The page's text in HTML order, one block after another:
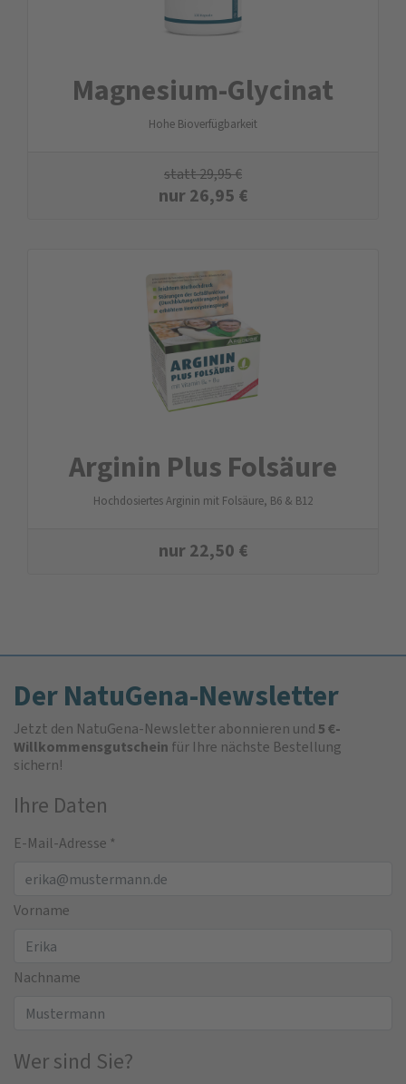
Magnesium-Glycinat
Hohe Bioverfügbarkeit
statt29,95€
nur26,95 €
Arginin Plus Folsäure
Hochdosiertes Arginin mit Folsäure, B6 & B12
nur22,50 €
Der NatuGena-Newsletter
Jetzt den NatuGena-Newsletter abonnieren und5 €-
Willkommensgutschein für Ihre nächste Bestellung
sichern!
Ihre Daten
E-Mail-Adresse *
Vorname
Nachname
Wer sind Sie?